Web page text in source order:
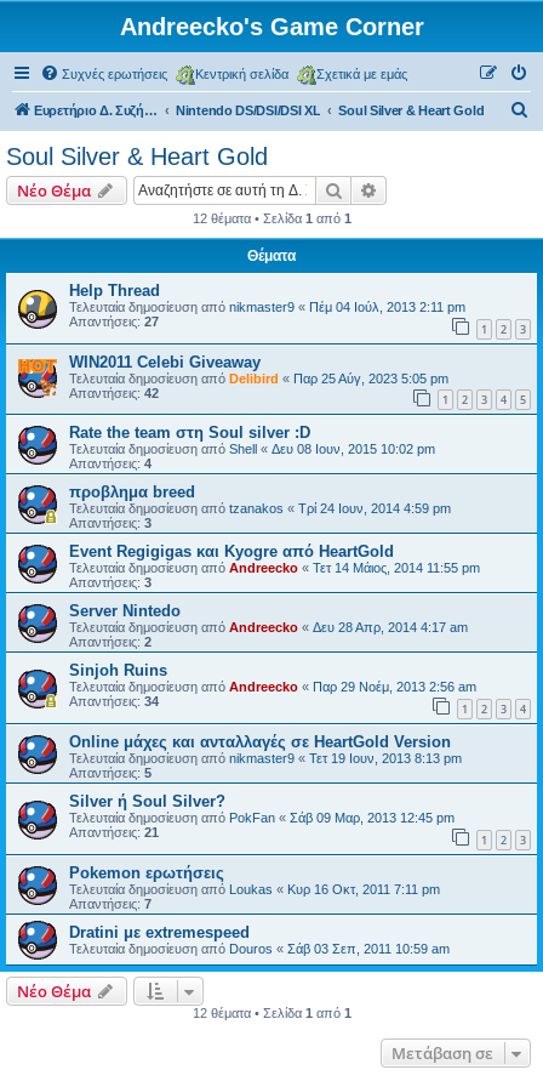
Andreecko's Game Corner
Συχνές ερωτήσεις Κεντρική σελίδα Σχετικά με εμάς
Ευρετήριο Δ. Συζήτησης Nintendo DS/DSI/DSI XL Soul Silver & Heart Gold
η
Soul Silver & Heart Gold
Νέο Θέμα Αναζήτηση
12 θέματα • Σελίδα 1 από 1
Θέματα
Help Thread
Τελευταία δημοσίευση από nikmaster9 « Πέμ 04 Ιούλ, 2013 2:11 pm
Απαντήσεις: 27 1 2 3
WIN2011 Celebi Giveaway
Τελευταία δημοσίευση από Delibird « Παρ 25 Αύγ, 2023 5:05 pm
Απαντήσεις: 42 1 2 3 4 5
Rate the team στη Soul silver :D
Τελευταία δημοσίευση από Shell « Δευ 08 Ιουν, 2015 10:02 pm
Απαντήσεις: 4
προβλημα breed
Τελευταία δημοσίευση από tzanakos « Τρί 24 Ιουν, 2014 4:59 pm
Απαντήσεις: 3
Event Regigigas και Κyogre από HeartGold
Τελευταία δημοσίευση από Andreecko « Τετ 14 Μάιος, 2014 11:55 pm
Απαντήσεις: 3
Server Nintedo
Τελευταία δημοσίευση από Andreecko « Δευ 28 Απρ, 2014 4:17 am
Απαντήσεις: 2
Sinjoh Ruins
Τελευταία δημοσίευση από Andreecko « Παρ 29 Νοέμ, 2013 2:56 am
Απαντήσεις: 34 1 2 3 4
Online μάχες και ανταλλαγές σε HeartGold Version
Τελευταία δημοσίευση από nikmaster9 « Τετ 19 Ιουν, 2013 8:13 pm
Απαντήσεις: 5
Silver ή Soul Silver?
Τελευταία δημοσίευση από PokFan « Σάβ 09 Μαρ, 2013 12:45 pm
Απαντήσεις: 21 1 2 3
Pokemon ερωτήσεις
Τελευταία δημοσίευση από Loukas « Κυρ 16 Οκτ, 2011 7:11 pm
Απαντήσεις: 7
Dratini με extremespeed
Τελευταία δημοσίευση από Douros « Σάβ 03 Σεπ, 2011 10:59 am
Νέο Θέμα
12 θέματα • Σελίδα 1 από 1
Μετάβαση σε